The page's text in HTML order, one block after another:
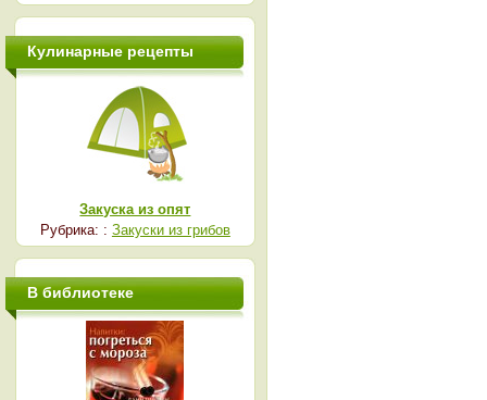
Кулинарные рецепты
Закуска из опят
Рубрика: : Закуски из грибов
В библиотеке